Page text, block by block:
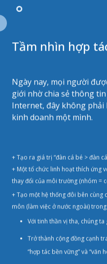
Tầm nhìn hợp
Ngày nay, mọi người
giới nhờ chia sẻ thông
Internet, đây không phải
kinh doanh một mình.
+ Tạo ra giá trị “đàn cá bé > đàn
+ Một tổ chức linh hoạt thích ứng
thay đổi của môi trường (nhóm =
+ Tạo một hệ thống đôi bên cùng
môn (làm việc ở nước ngoài)
Với tinh thần vị tha, chúng ta
Trở thành cộng đồng cạnh
“hợp tác bền vững” và “văn